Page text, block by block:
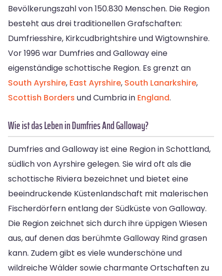
Bevölkerungszahl von 150.830 Menschen. Die Region
besteht aus drei traditionellen Grafschaften:
Dumfriesshire, Kirkcudbrightshire und Wigtownshire.
Vor 1996 war Dumfries and Galloway eine
eigenständige schottische Region. Es grenzt an
South Ayrshire, East Ayrshire, South Lanarkshire,
Scottish Borders und Cumbria in England.
Wie ist das Leben in Dumfries And Galloway?
Dumfries and Galloway ist eine Region in Schottland,
südlich von Ayrshire gelegen. Sie wird oft als die
schottische Riviera bezeichnet und bietet eine
beeindruckende Küstenlandschaft mit malerischen
Fischerdörfern entlang der Südküste von Galloway.
Die Region zeichnet sich durch ihre üppigen Wiesen
aus, auf denen das berühmte Galloway Rind grasen
kann. Zudem gibt es viele wunderschöne und
wildreiche Wälder sowie charmante Ortschaften zu